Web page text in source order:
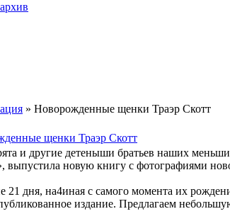
» Новорожденные щенки Траэр Скотт
щенки Траэр Скотт
и другие детеныши братьев наших
выпустила новую книгу с фотографиями
21 дня, на4иная с самого момента их
издание. Предлагаем